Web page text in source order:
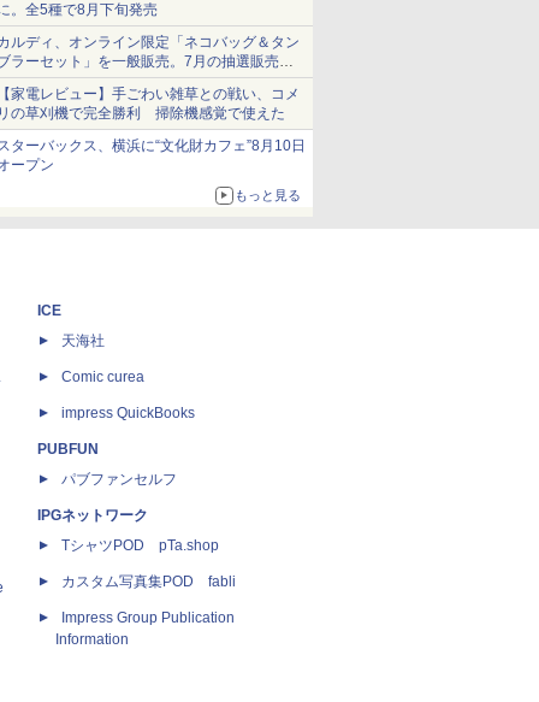
。全5種で8月下旬発売
ルディ、オンライン限定「ネコバッグ＆タン
ラーセット」を一般販売。7月の抽選販売の
選無効分
家電レビュー】手ごわい雑草との戦い、コメ
の草刈機で完全勝利 掃除機感覚で使えた
ターバックス、横浜に“文化財カフェ”8月10日
ープン
もっと見る
ICE
天海社
Comic curea
impress QuickBooks
PUBFUN
パブファンセルフ
IPGネットワーク
TシャツPOD pTa.shop
カスタム写真集POD fabli
Impress Group Publication
Information